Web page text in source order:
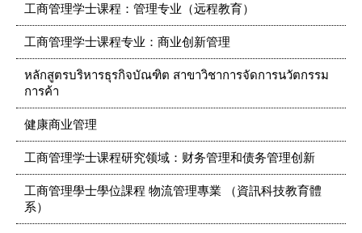
工商管理学士课程：管理专业（远程教育）
工商管理学士课程专业：商业创新管理
หลักสูตรบริหารธุรกิจบัณฑิต สาขาวิชาการจัดการนวัตกรรม
การค้า
健康商业管理
工商管理学士课程研究领域：财务管理和债务管理创新
工商管理學士學位課程 物流管理專業 （資訊科技教育體
系）